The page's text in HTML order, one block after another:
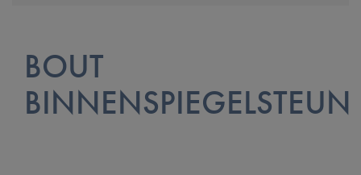
BOUT
BINNENSPIEGELSTEUN